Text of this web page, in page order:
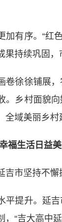
序。“红色
果持续巩固，
徐徐铺展，
。乡村面貌
全域美丽乡
生活日益
市坚持不懈
提升。延吉
，“吉大高中